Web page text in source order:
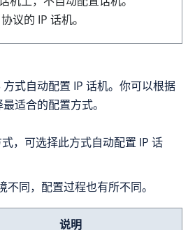
议的 IP 话机。
方式自动配置 IP 话机。你可以根据
适合的配置方式。
，可选择此方式自动配置 IP 话
同，配置过程也有所不同。
说明